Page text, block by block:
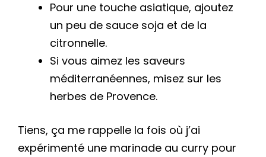
Pour une touche asiatique, ajoutez
un peu de sauce soja et de la
citronnelle.
Si vous aimez les saveurs
méditerranéennes, misez sur les
herbes de Provence.
Tiens, ça me rappelle la fois où j’ai
expérimenté une marinade au curry pour